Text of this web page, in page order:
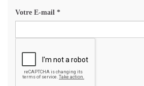
Votre E-mail *